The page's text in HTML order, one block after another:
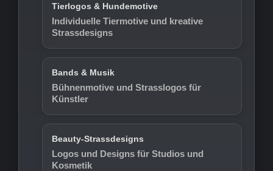
Tierlogos & Hundemotive
Individuelle Tiermotive und kreative
Strassdesigns
Bands & Musik
Bühnenmotive und Strasslogos für
Künstler
Beauty-Strassdesigns
Logos und Designs für Studios und
Kosmetik